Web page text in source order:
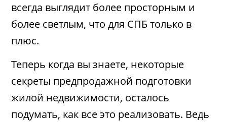
всегда выглядит более просторным и
более светлым, что для СПБ только в
плюс.
Теперь когда вы знаете, некоторые
секреты предпродажной подготовки
жилой недвижимости, осталось
подумать, как все это реализовать. Ведь